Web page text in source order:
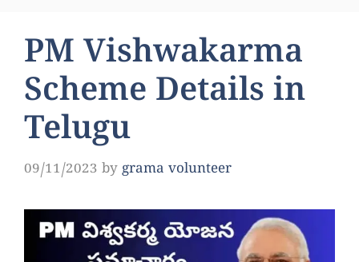
PM Vishwakarma
Scheme Details in
Telugu
09/11/2023 by grama volunteer